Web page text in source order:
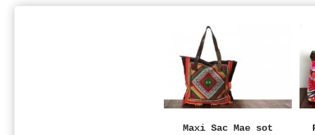
Maxi Sac Mae sot